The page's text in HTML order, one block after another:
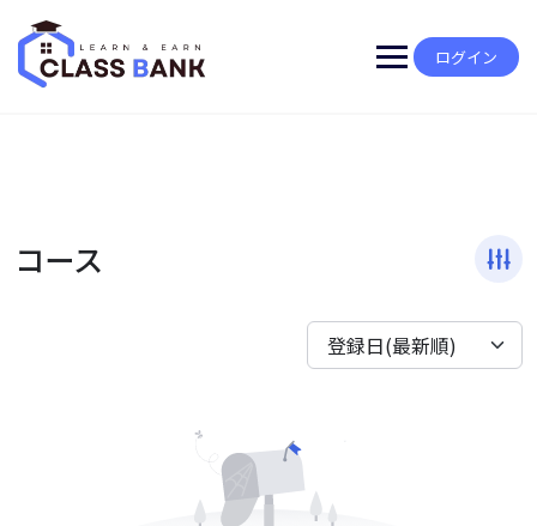
content
ログイン
コース
登録日(最新順)